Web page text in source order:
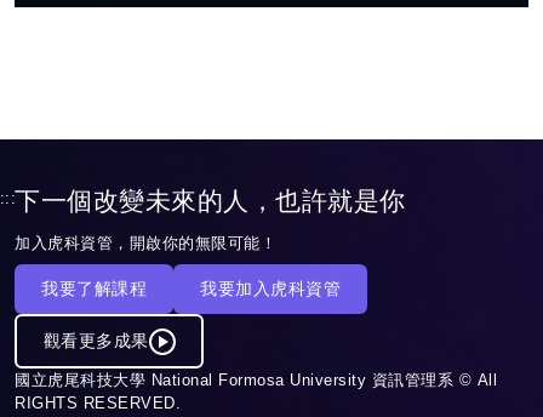
:::下一個改變未來的人，也許就是你
加入虎科資管，開啟你的無限可能！
我要了解課程 我要加入虎科資管
觀看更多成果
國立虎尾科技大學 National Formosa University 資訊管理系 © All
RIGHTS RESERVED.